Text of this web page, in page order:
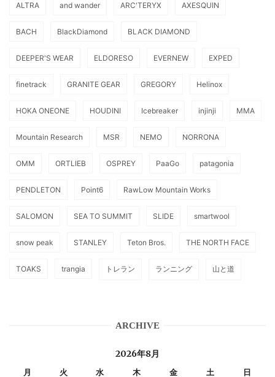
ALTRA and wander ARC'TERYX AXESQUIN
BACH BlackDiamond BLACK DIAMOND
DEEPER'S WEAR ELDORESO EVERNEW EXPED
finetrack GRANITE GEAR GREGORY Helinox
HOKA ONEONE HOUDINI Icebreaker injinji MMA
Mountain Research MSR NEMO NORRONA
OMM ORTLIEB OSPREY PaaGo patagonia
PENDLETON Point6 RawLow Mountain Works
SALOMON SEA TO SUMMIT SLIDE smartwool
snow peak STANLEY Teton Bros. THE NORTH FACE
TOAKS trangia トレラン ランニング 山と道
ARCHIVE
2026年8月
月 火 水 木 金 土 日